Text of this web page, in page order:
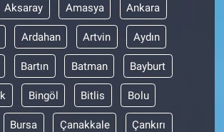
Aksaray Amasya Ankara
Ardahan Artvin Aydın
Bartın Batman Bayburt
Bingöl Bitlis Bolu
Bursa Çanakkale Çankırı